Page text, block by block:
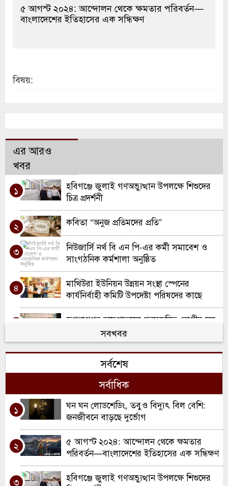
৫ আগস্ট ২০২৪: আন্দোলন থেকে ক্ষমতার পরিবর্তন—
বাংলাদেশের ইতিহাসের এক সন্ধিক্ষণ
বিষয়:
এর আরও
খবর
১
হবিগঞ্জে জুলাই গণঅভ্যুত্থান উপলক্ষে শিশুদের
চিত্র প্রদর্শনী
২ কবিতা “অনুজ প্রতিমদের প্রতি”
৩
নিউজার্সি নর্থ বি এন পি-এর কর্মী সমাবেশ ও
সাংগঠনিক কর্মশালা অনুষ্ঠিত
৪
মাথিউরা ইউনিয়ন উন্নয়ন সংস্থা স্পেনের
কার্যনির্বাহী কমিটি উপদেষ্টা পরিষদের কাছে
দায়িত্ব হস্তান্তর
জগন্নাথপুর হাসপাতালে গরমজনিত রোগীর ঢল:
লোডশেডিংয়ে চরম দুর্ভোগ, জেনারেটরের সুবিধা
থেকে বঞ্চিত রোগীরা
সেনাবাহিনী প্রধানের উদ্বোধন: যাত্রা শুরু করল
আর্মি ইন্টারন্যাশনাল ইসলামিক ইনস্টিটিউট
৭
জগন্নাথপুরে নৌকাডুবি: দুই সহোদরসহ
চারজনের মরদেহ উদ্ধার, গ্রামজুড়ে শোক
বিয়ের চার মাসের মাথায় মালয়েশিয়া প্রবাসীর
স্ত্রীর ঝুলন্ত মরদেহ উদ্ধার
ভাটির সুরে, বর্ষার ছন্দে: হাওরের বুকে ‘শব্দকথা
হাওর বিলাস ২০২৬’ উদযাপন
সবখবর
সর্বশেষ
সর্বাধিক
১
ঘন ঘন লোডশেডিং, তবুও বিদ্যুৎ বিল বেশি:
জনজীবনে বাড়ছে দুর্ভোগ
২
৫ আগস্ট ২০২৪: আন্দোলন থেকে ক্ষমতার
পরিবর্তন—বাংলাদেশের ইতিহাসের এক সন্ধিক্ষণ
৩
হবিগঞ্জে জুলাই গণঅভ্যুত্থান উপলক্ষে শিশুদের